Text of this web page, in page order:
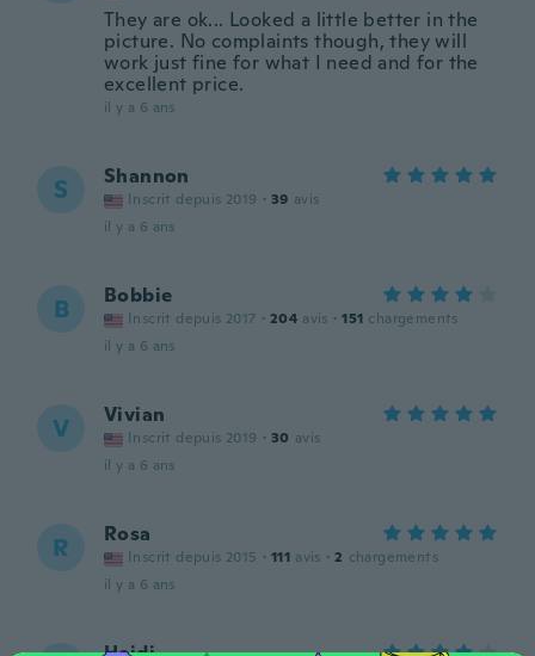
They are ok... Looked a little better in the
picture. No complaints though, they will
work just fine for what I need and for the
excellent price.
il y a 6 ans
S Shannon
Inscrit depuis 2019 · 39 avis
il y a 6 ans
B Bobbie
Inscrit depuis 2017 · 204 avis · 151 chargements
il y a 6 ans
V Vivian
Inscrit depuis 2019 · 30 avis
il y a 6 ans
R Rosa
Inscrit depuis 2015 · 111 avis · 2 chargements
il y a 6 ans